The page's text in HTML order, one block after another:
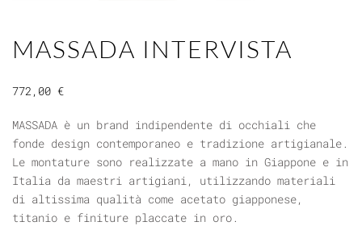
MASSADA INTERVISTA
772,00 €
MASSADA è un brand indipendente di occhiali che
fonde design contemporaneo e tradizione artigianale.
Le montature sono realizzate a mano in Giappone e in
Italia da maestri artigiani, utilizzando materiali
di altissima qualità come acetato giapponese,
titanio e finiture placcate in oro.